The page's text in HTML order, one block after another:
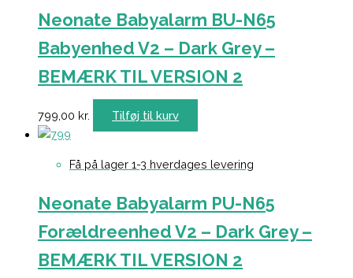
Neonate Babyalarm BU-N65
Babyenhed V2 – Dark Grey –
BEMÆRK TIL VERSION 2
799,00 kr. Tilføj til kurv
Få på lager 1-3 hverdages levering
Neonate Babyalarm PU-N65
Forældreenhed V2 – Dark Grey –
BEMÆRK TIL VERSION 2